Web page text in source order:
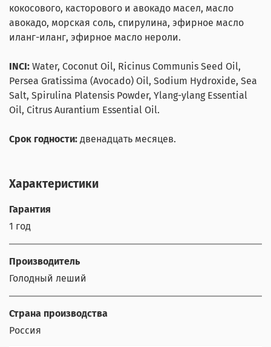
кокосового, касторового и авокадо масел, масло
авокадо, морская соль, спирулина, эфирное масло
иланг-иланг, эфирное масло нероли.
INCI: Water, Coconut Oil, Ricinus Communis Seed Oil,
Persea Gratissima (Avocado) Oil, Sodium Hydroxide, Sea
Salt, Spirulina Platensis Powder, Ylang-ylang Essential
Oil, Citrus Aurantium Essential Oil.
Срок годности: двенадцать месяцев.
Характеристики
Гарантия
1 год
Производитель
Голодный леший
Страна производства
Россия